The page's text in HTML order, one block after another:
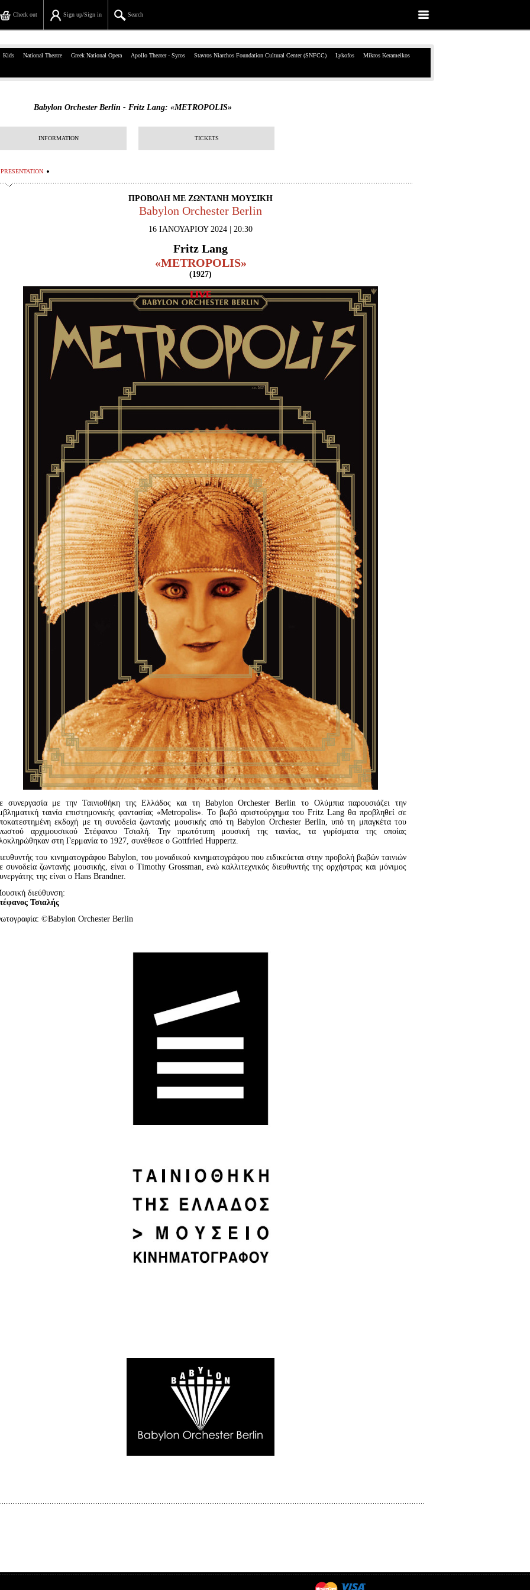
Search
Sign up/Sign in
Check out
39, Panepistimiou Str, Athens
Search your order
Kids National Theatre Greek National Opera Apollo Theater - Syros Stavros Niarchos Foundation Cultural Center (SNFCC) Lykofos Mikros Kerameikos
Babylon Orchester Berlin - Fritz Lang: «METROPOLIS»
INFORMATION TICKETS
PRESENTATION
ΠΡΟΒΟΛΗ ΜΕ ΖΩΝΤΑΝΗ ΜΟΥΣΙΚΗ
Babylon Orchester Berlin
16 ΙΑΝΟΥΑΡΙΟΥ 2024 | 20:30
Fritz Lang
«METROPOLIS»
(1927)
συνεργασία με την Ταινιοθήκη της Ελλάδος και τη Babylon Orchester Berlin το Ολύμπια παρουσιάζει την
ταινία επιστημονικής φαντασίας «Μetropolis». Το βωβό αριστούργημα του Fritz Lang θα προβληθεί σε
εκδοχή με τη συνοδεία ζωντανής μουσικής από τη Babylon Orchester Berlin, υπό τη μπαγκέτα του
αρχιμουσικού Στέφανου Τσιαλή. Την πρωτότυπη μουσική της ταινίας, τα γυρίσματα της οποίας
στη Γερμανία το 1927, συνέθεσε ο Gottfried Huppertz.
του κινηματογράφου Babylon, του μοναδικού κινηματογράφου που ειδικεύεται στην προβολή βωβών ταινιών
συνοδεία ζωντανής μουσικής, είναι ο Timothy Grossman, ενώ καλλιτεχνικός διευθυντής της ορχήστρας και μόνιμος
της είναι ο Hans Brandner.
διεύθυνση:
Τσιαλής
©Babylon Orchester Berlin